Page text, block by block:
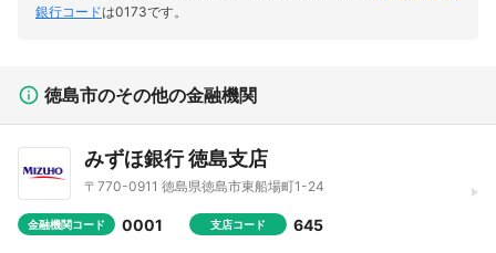
銀行コードは0173です。
徳島市のその他の金融機関
みずほ銀行 徳島支店
〒770-0911 徳島県徳島市東船場町1-24
金融機関コード 0001 支店コード 645